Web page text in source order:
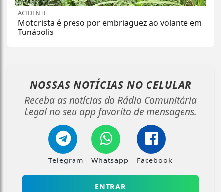
ACIDENTE
Motorista é preso por embriaguez ao volante em
Tunápolis
NOSSAS NOTÍCIAS NO CELULAR
Receba as notícias do Rádio Comunitária
Legal no seu app favorito de mensagens.
Telegram Whatsapp Facebook
ENTRAR